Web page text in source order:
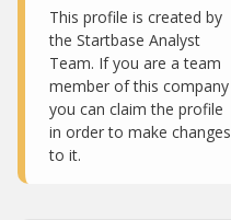
This profile is created by
the Startbase Analyst
Team. If you are a team
member of this company
you can claim the profile
in order to make changes
to it.